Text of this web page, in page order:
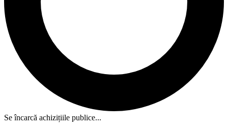
Se încarcă achizițiile publice...